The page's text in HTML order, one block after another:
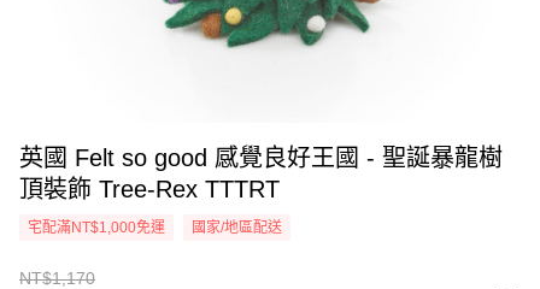
英國 Felt so good 感覺良好王國 - 聖誕暴龍樹
頂裝飾 Tree-Rex TTTRT
宅配滿NT$1,000免運 國家/地區配送
NT$1,170